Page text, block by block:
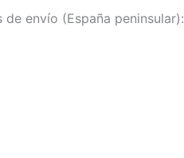
de envío (España peninsular):